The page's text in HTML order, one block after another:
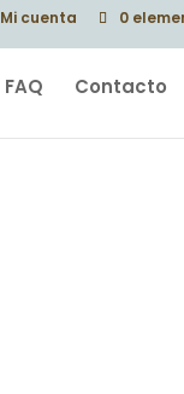
Mi cuenta 0
FAQ Contacto